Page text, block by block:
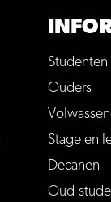
Studenten
Ouders
Stage en
Decanen
Oud-